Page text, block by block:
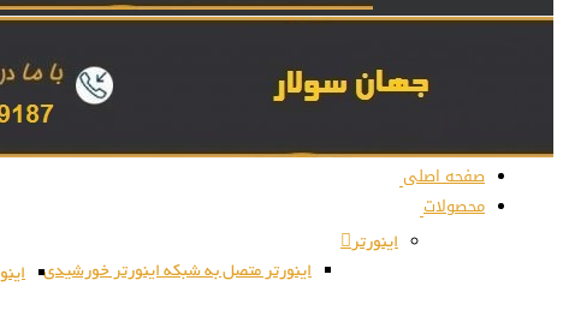
صفحه اصلی
محصولات
اینورتر
اینورتر متصل به شبکه اینورتر خورشیدی